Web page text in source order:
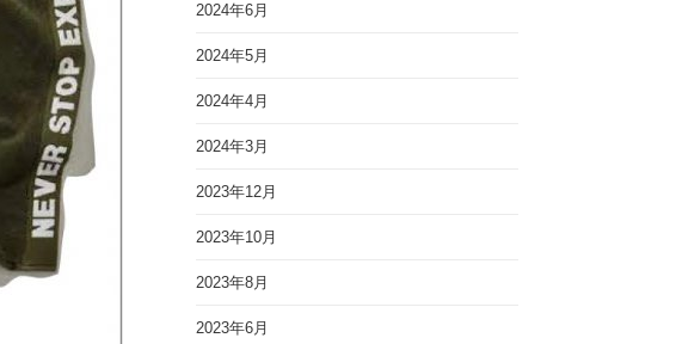
2024年6月
2024年5月
2024年4月
2024年3月
2023年12月
2023年10月
2023年8月
2023年6月